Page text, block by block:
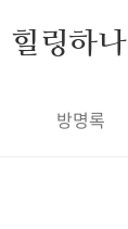
힐링하나
방명록